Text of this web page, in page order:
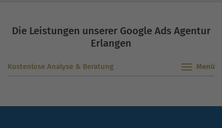
Die Leistungen unserer Google Ads Agentur
Erlangen
Kostenlose Analyse & Beratung